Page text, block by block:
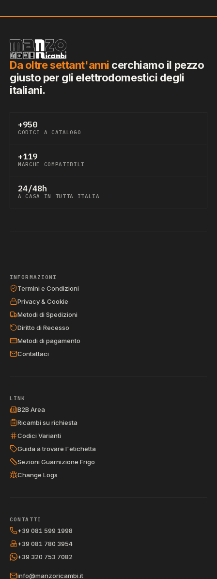
Da oltre settant'anni cerchiamo il pezzo
giusto per gli elettrodomestici degli
italiani.
+950
CODICI A CATALOGO
+119
MARCHE COMPATIBILI
24/48h
A CASA IN TUTTA ITALIA
INFORMAZIONI
Termini e Condizioni
Privacy & Cookie
Metodi di Spedizioni
Diritto di Recesso
Metodi di pagamento
Contattaci
LINK
B2B Area
Ricambi su richiesta
Codici Varianti
Guida a trovare l'etichetta
Sezioni Guarnizione Frigo
Change Logs
CONTATTI
+39 081 599 1998
+39 081 780 3954
+39 320 753 7082
info@manzoricambi.it